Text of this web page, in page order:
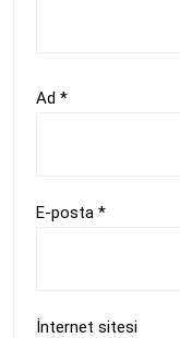
Ad *
E-posta *
İnternet sitesi